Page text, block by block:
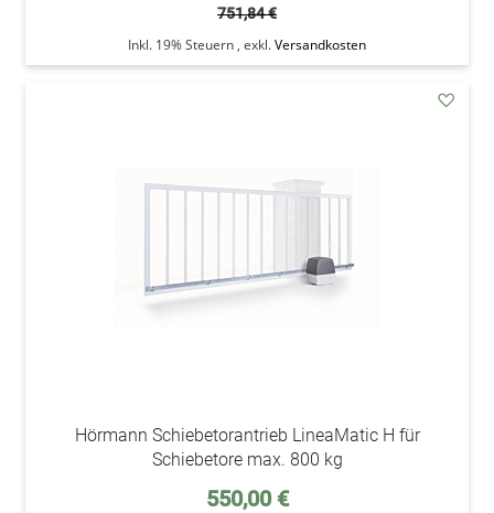
751,84 €
Inkl. 19% Steuern , exkl.Versandkosten
Hörmann Schiebetorantrieb LineaMatic H für
Schiebetore max. 800 kg
Sonderpreis
550,00 €